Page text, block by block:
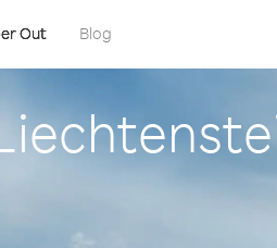
Out Blog